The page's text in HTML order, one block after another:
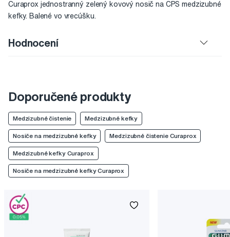
Curaprox jednostranný zelený kovový nosič na CPS medzizubné
kefky. Balené vo vrecúšku.
Hodnocení
Doporučené produkty
Medzizubné čistenie Medzizubné kefky
Nosiče na medzizubné kefky Medzizubné čistenie Curaprox
Medzizubné kefky Curaprox
Nosiče na medzizubné kefky Curaprox